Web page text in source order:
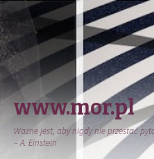
www.mor.pl
Ważne jest, aby nigdy nie przestać
– A. Einstein